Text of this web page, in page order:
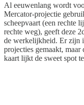
Al eeuwenlang wordt
Mercator-projectie
scheepvaart (een rechte
rechte weg), geeft deze
de werkelijkheid. Er zijn
projecties gemaakt,
kaart lijkt de sweet spot